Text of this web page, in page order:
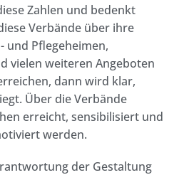
Zahlen und bedenkt
Verbände über ihre
und Pflegeheimen,
vielen weiteren Angeboten
dann wird klar,
Über die Verbände
erreicht, sensibilisiert und
werden.
der Gestaltung